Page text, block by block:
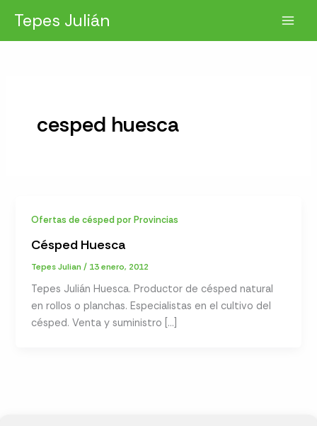
contenido
Tepes Julián
cesped huesca
Ofertas de césped por Provincias
Césped Huesca
Tepes Julian/ 13 enero, 2012
Tepes Julián Huesca. Productor de césped natural
en rollos o planchas. Especialistas en el cultivo del
césped. Venta y suministro […]